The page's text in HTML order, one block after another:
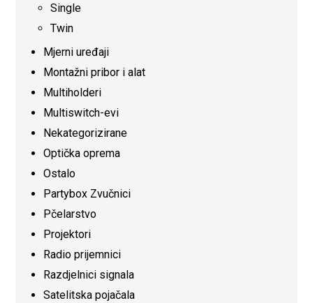
Single
Twin
Mjerni uređaji
Montažni pribor i alat
Multiholderi
Multiswitch-evi
Nekategorizirane
Optička oprema
Ostalo
Partybox Zvučnici
Pčelarstvo
Projektori
Radio prijemnici
Razdjelnici signala
Satelitska pojačala